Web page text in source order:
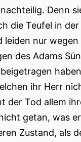
Denn
die Teufel in
leiden nur
des Adams
ihr Herr
der Tod allem
getan, was
Zustand, als